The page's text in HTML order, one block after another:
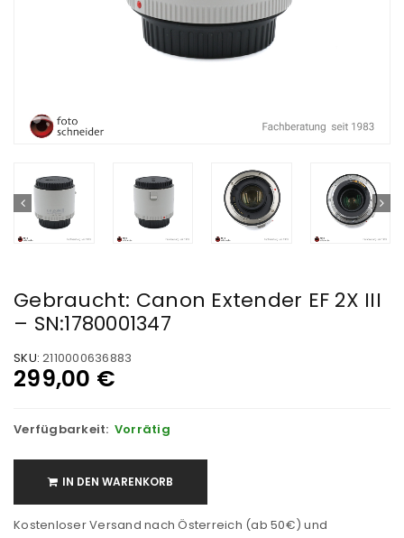
Gebraucht: Canon Extender EF 2X III
– SN:1780001347
SKU: 2110000636883
299,00 €
Verfügbarkeit: Vorrätig
IN DEN WARENKORB
Kostenloser Versand nach Österreich (ab 50€) und